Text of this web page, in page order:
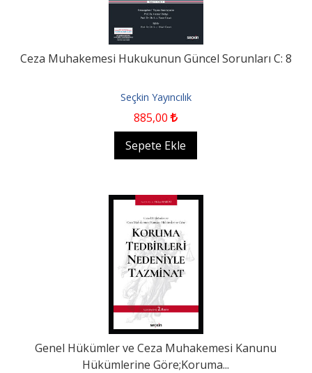
Ceza Muhakemesi Hukukunun Güncel Sorunları C: 8
Seçkin Yayıncılık
885,00
Sepete Ekle
Genel Hükümler ve Ceza Muhakemesi Kanunu
Hükümlerine Göre;Koruma...